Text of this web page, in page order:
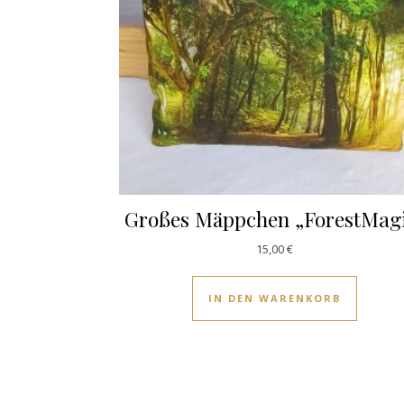
Großes Mäppchen
15,00€
IN DEN WARENKORB